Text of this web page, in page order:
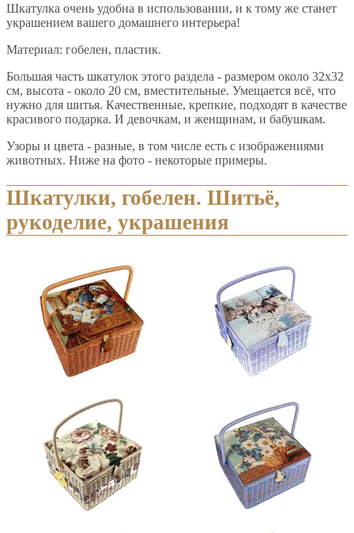
Шкатулка очень удобна в использовании, и к тому же станет
украшением вашего домашнего интерьера!
Материал: гобелен, пластик.
Большая часть шкатулок этого раздела - размером около 32х32
см, высота - около 20 см, вместительные. Умещается всё, что
нужно для шитья. Качественные, крепкие, подходят в качестве
красивого подарка. И девочкам, и женщинам, и бабушкам.
Узоры и цвета - разные, в том числе есть с изображениями
животных. Ниже на фото - некоторые примеры.
Шкатулки, гобелен. Шитьё,
рукоделие, украшения